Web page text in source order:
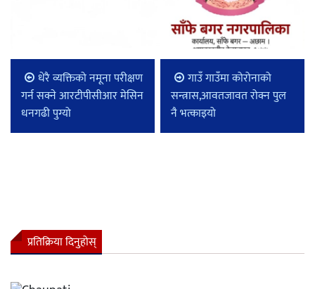
धेरै व्यक्तिको नमूना परीक्षण
गर्न सक्ने आरटीपीसीआर मेसिन
धनगढी पुग्यो
गाउँ गाउँमा कोरोनाको
सन्त्रास,आवतजावत रोक्न पुल
नै भत्काइयो
प्रतिक्रिया दिनुहोस्